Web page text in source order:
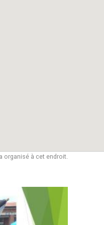
organisé à cet endroit.